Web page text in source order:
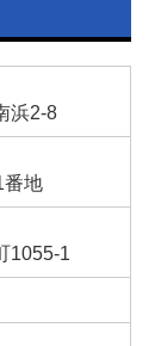
浜2-8
番地
1055-1